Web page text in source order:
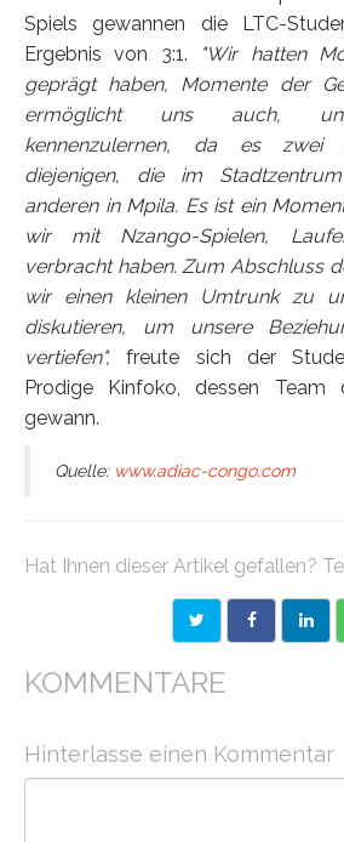
Spiels gewannen die LTC-
Ergebnis von 3:1.
"Wir hatten
geprägt haben, Momente der
ermöglicht uns auch,
kennenzulernen, da es zwei
diejenigen, die im
anderen in Mpila. Es ist ein
wir mit Nzango-Spielen,
verbracht haben. Zum Abschluss
wir einen kleinen Umtrunk zu
diskutieren, um unsere
vertiefen", freute sich der
Prodige Kinfoko, dessen Team
gewann.
Quelle: www.adiac-congo.com
Hat Ihnen dieser Artikel gefallen?
KOMMENTARE
Hinterlasse einen Kommentar